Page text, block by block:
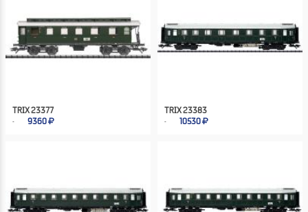
TRIX 23377
9360
TRIX 23383
10530